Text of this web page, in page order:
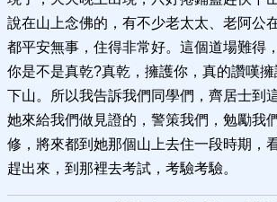
說在山上念佛的，有不少老太太、老阿公
都平安無事，住得非常好。這個道場難得
你是不是真乾?真乾，擁護你，真的讚嘆
下山。所以我告訴我們同學們，齊居士到
她來給我們做見證的，警策我們，勉勵我
修，將來都到她那個山上去住一段時期，
趕出來，到那裡去考試，考驗考驗。